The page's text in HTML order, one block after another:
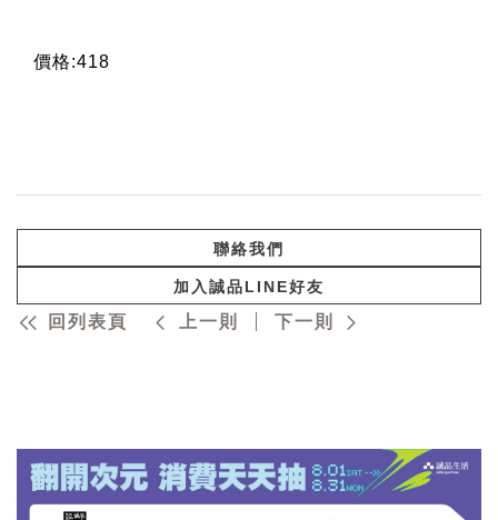
價格:418
聯絡我們
加入誠品LINE好友
回列表頁 上一則 下一則